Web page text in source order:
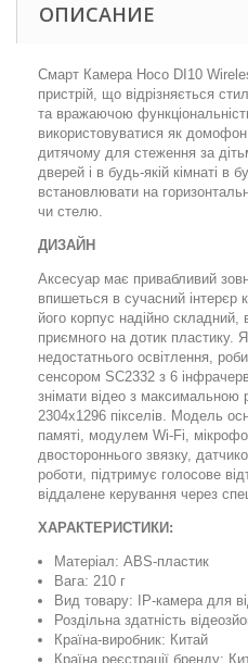
ОПИСАНИЕ
Смарт Камера Hoco DI10
пристрій, що відрізняється
та вражаючою
використовуватися як
дитячому для стеження за
дверей і в будь-якій кімнаті в
встановлювати на
чи стелю.
ДИЗАЙН
Аксесуар має привабливий
впишеться в сучасний інтерєр
його корпус надійно складний,
приємного на дотик пластику.
недостатнього освітлення,
сенсором SC2332 з 6
знімати відео з максимальною
2304х1296 пікселів. Модель
памяті, модулем Wi-Fi,
двостороннього звязку,
роботи, підтримує голосове
віддалене керування через
ХАРАКТЕРИСТИКИ:
Матеріал: ABS-пластик
Вага: 210 г
Вид товару: IP-камера для
Роздільна здатність
Країна-виробник: Китай
Країна реєстрації бренду: